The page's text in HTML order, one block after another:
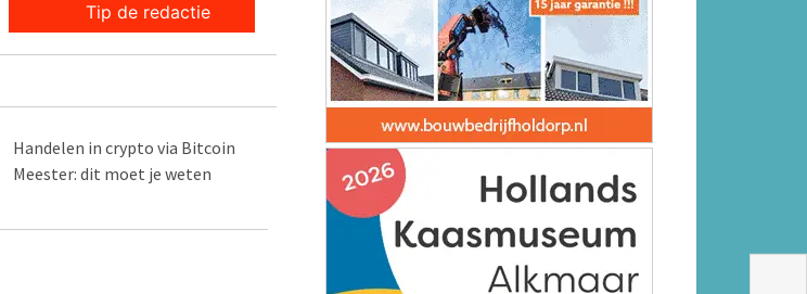
Tip de redactie
Handelen in crypto via Bitcoin
Meester: dit moet je weten